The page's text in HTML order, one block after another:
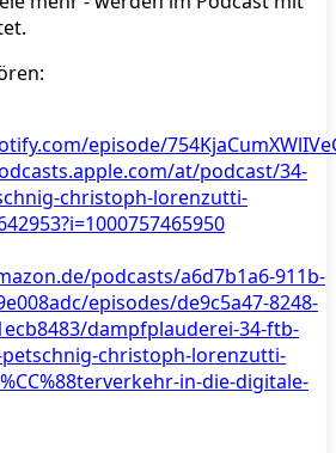
episode/
at/podcast/34-
christoph-lorenzutti-
podcasts/a6d7b1a6-911b-
episodes/de9c5a47-8248-
dampfplauderei-34-ftb-
petschnig-christoph-lorenzutti-
in-die-digitale-